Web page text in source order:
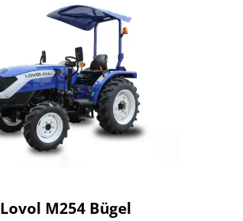
Lovol M254 Bügel